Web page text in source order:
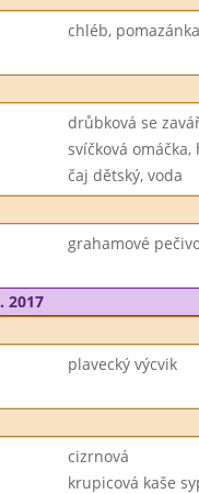
chléb,
drůbková se
svíčková
čaj dětský, voda
grahamové
2017
plavecký výcvik
cizrnová
krupicová kaše